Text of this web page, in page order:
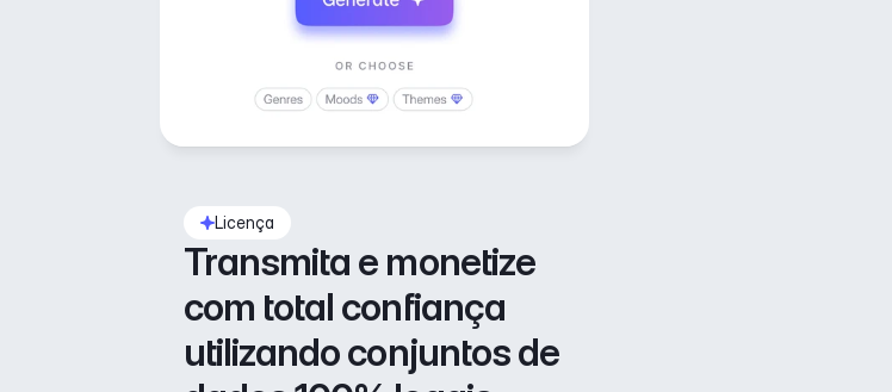
Licença
Transmita e monetize
com total confiança
utilizando conjuntos de